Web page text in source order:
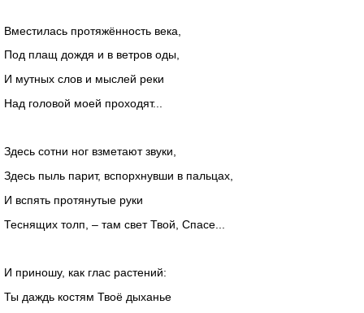
Вместилась протяжённость века,
Под плащ дождя и в ветров оды,
И мутных слов и мыслей реки
Над головой моей проходят...
Здесь сотни ног взметают звуки,
Здесь пыль парит, вспорхнувши в пальцах,
И вспять протянутые руки
Теснящих толп, – там свет Твой, Спасе...
И приношу, как глас растений:
Ты даждь костям Твоё дыханье